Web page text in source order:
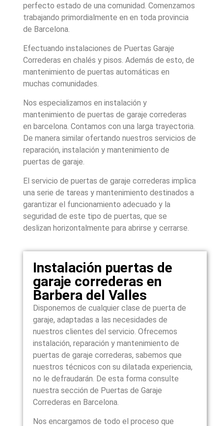
perfecto estado de una comunidad. Comenzamos
trabajando primordialmente en en toda provincia
de Barcelona.
Efectuando instalaciones de Puertas Garaje
Correderas en chalés y pisos. Además de esto, de
mantenimiento de puertas automáticas en
muchas comunidades.
Nos especializamos en instalación y
mantenimiento de puertas de garaje correderas
en barcelona. Contamos con una larga trayectoria.
De manera similar ofertando nuestros servicios de
reparación, instalación y mantenimiento de
puertas de garaje.
El servicio de puertas de garaje correderas implica
una serie de tareas y mantenimiento destinados a
garantizar el funcionamiento adecuado y la
seguridad de este tipo de puertas, que se
deslizan horizontalmente para abrirse y cerrarse.
Instalación puertas de
garaje correderas en
Barbera del Valles
Disponemos de cualquier clase de puerta de
garaje, adaptadas a las necesidades de
nuestros clientes del servicio. Ofrecemos
instalación, reparación y mantenimiento de
puertas de garaje correderas, sabemos que
nuestros técnicos con su dilatada experiencia,
no le defraudarán. De esta forma consulte
nuestra sección de Puertas de Garaje
Correderas en Barcelona.
Nos encargamos de todo el proceso que